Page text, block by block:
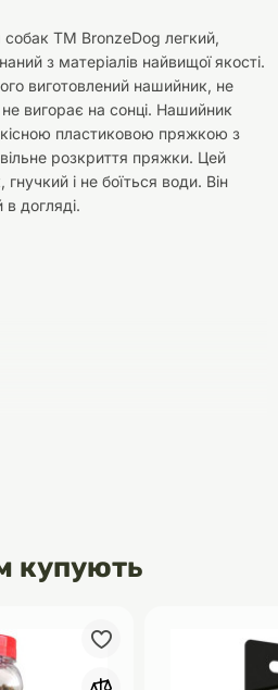
ТМ BronzeDog легкий,
з матеріалів найвищої якості.
виготовлений нашийник, не
не вигорає на сонці. Нашийник
пластиковою пряжкою з
розкриття пряжки. Цей
і не боїться води. Він
в догляді.
купують